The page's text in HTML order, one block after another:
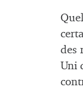
des
Uni